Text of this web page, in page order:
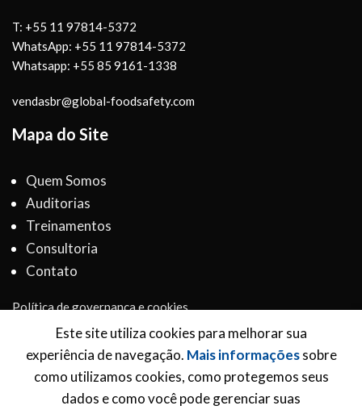
T: +55 11 97814-5372
WhatsApp: +55 11 97814-5372
Whatsapp: +55 85 9161-1338
vendasbr@global-foodsafety.com
Mapa do Site
Quem Somos
Auditorias
Treinamentos
Consultoria
Contato
Política de governança e cookies
Termos e Condições
Inscreva-se para receber novidades
Email Address*
Este site utiliza cookies para melhorar sua
experiência de navegação. Mais informaçõessobre
como utilizamos cookies, como protegemos seus
dados e como você pode gerenciar suas